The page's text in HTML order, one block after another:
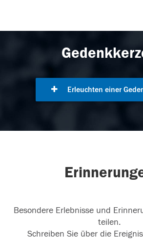
Erleuchten einer
Besondere Erlebnisse und
teilen.
Schreiben Sie über die